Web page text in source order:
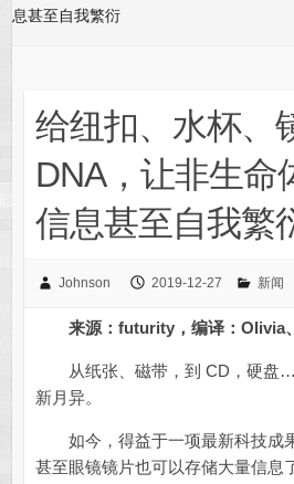
息甚至自我繁衍
给纽扣、水杯、
DNA，让非生命
信息甚至自我繁
Johnson 2019-12-27 新闻
来源： futurity， 编译：Olivia
从纸张、磁带，到 CD，硬盘
新月异。
如今，得益于一项最新科技成果
甚至眼镜镜片也可以存储大量信息